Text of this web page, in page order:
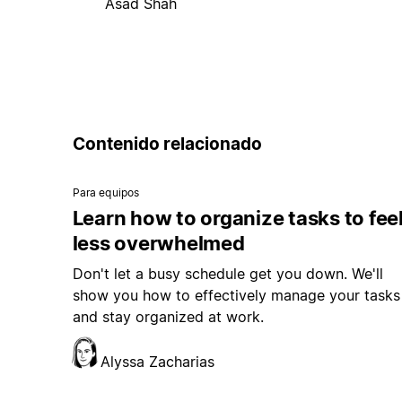
Contenido relacionado
Para equipos
Learn how to organize tasks to feel
less overwhelmed
Don't let a busy schedule get you down. We'll
show you how to effectively manage your tasks
and stay organized at work.
Alyssa Zacharias